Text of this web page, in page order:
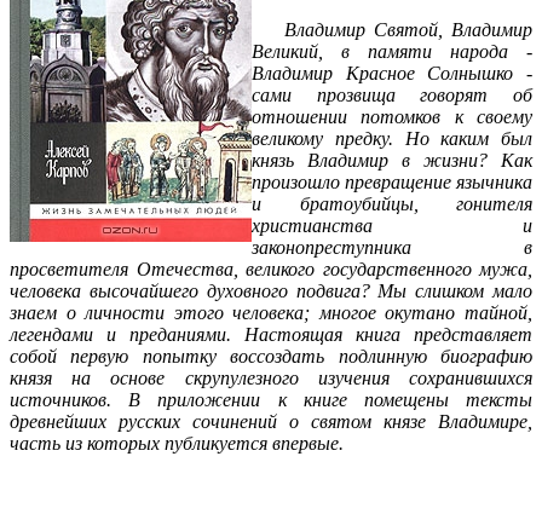
Владимир Святой, Владимир
Великий, в памяти народа -
Владимир Красное Солнышко -
сами прозвища говорят об
отношении потомков к своему
великому предку. Но каким был
князь Владимир в жизни? Как
произошло превращение язычника
и братоубийцы, гонителя
христианства и
законопреступника в
просветителя Отечества, великого государственного мужа,
человека высочайшего духовного подвига? Мы слишком мало
знаем о личности этого человека; многое окутано тайной,
легендами и преданиями. Настоящая книга представляет
собой первую попытку воссоздать подлинную биографию
князя на основе скрупулезного изучения сохранившихся
источников. В приложении к книге помещены тексты
древнейших русских сочинений о святом князе Владимире,
часть из которых публикуется впервые.